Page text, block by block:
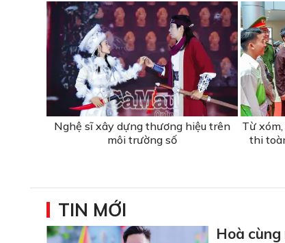
Nghệ sĩ xây dựng thương hiệu trên
môi trường số
Từ
thi
TIN MỚI
Hoà